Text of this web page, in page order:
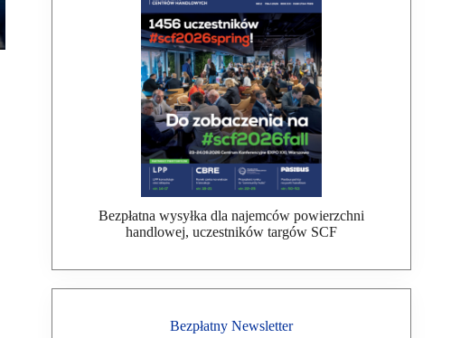
Bezpłatna wysyłka dla najemców powierzchni
handlowej, uczestników targów SCF
Bezpłatny Newsletter